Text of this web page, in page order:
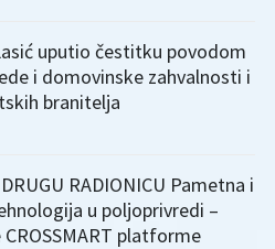
uputio čestitku povodom
i domovinske zahvalnosti i
branitelja
RADIONICU Pametna i
u poljoprivredi –
platforme